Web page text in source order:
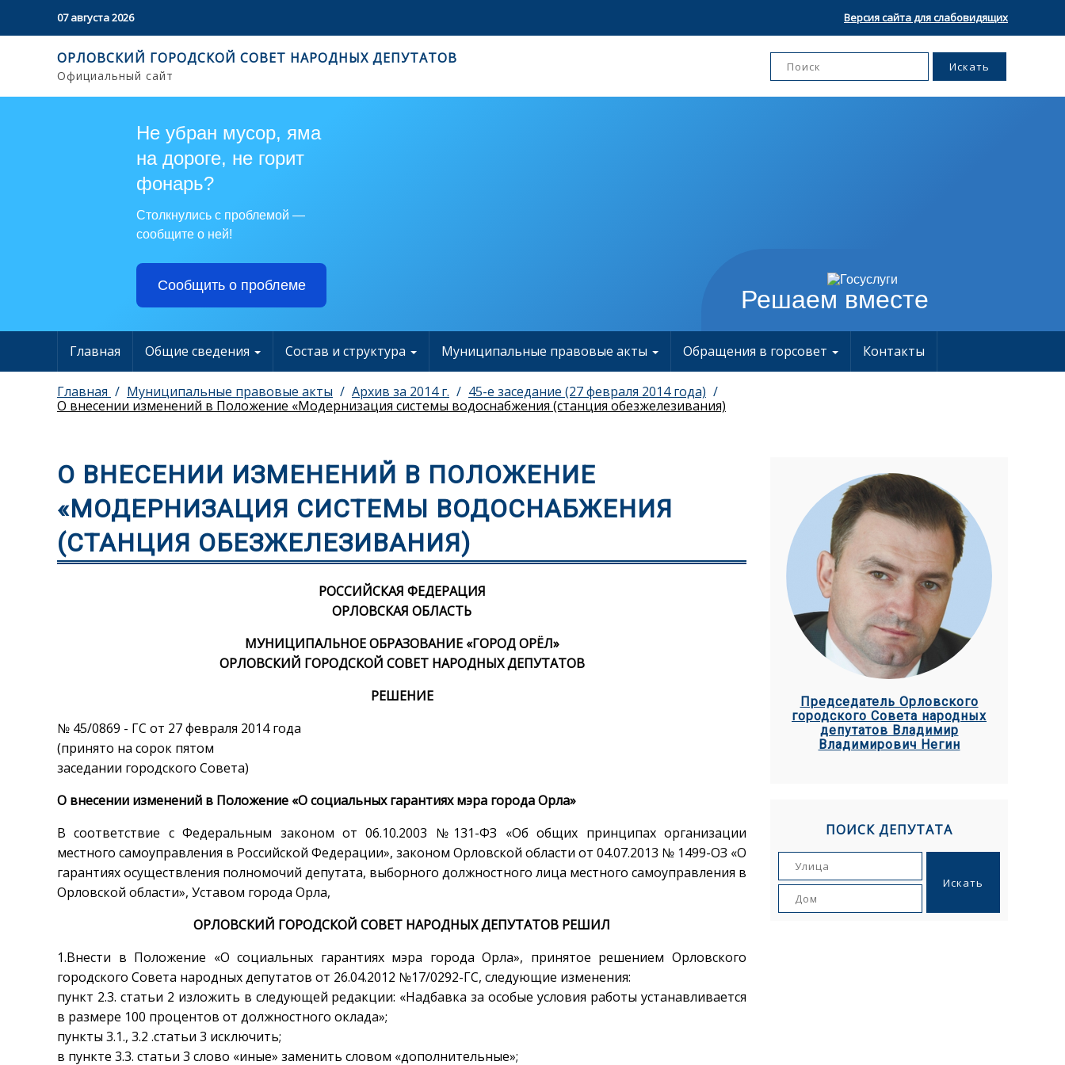
07 августа 2026 Версия сайта для слабовидящих
ОРЛОВСКИЙ ГОРОДСКОЙ СОВЕТ НАРОДНЫХ ДЕПУТАТОВ
Официальный сайт
Решаем вместе
Не убран мусор, яма
на дороге, не горит
фонарь?
Столкнулись с проблемой —
сообщите о ней!
Сообщить о проблеме
Главная Общие сведения Состав и структура Муниципальные правовые акты Обращения в горсовет Контакты
Главная Муниципальные правовые акты Архив за 2014 г.
45-е заседание (27 февраля 2014 года)
О внесении изменений в Положение «Модернизация системы водоснабжения (станция обезжелезивания)
О ВНЕСЕНИИ ИЗМЕНЕНИЙ В ПОЛОЖЕНИЕ
«МОДЕРНИЗАЦИЯ СИСТЕМЫ ВОДОСНАБЖЕНИЯ
(СТАНЦИЯ ОБЕЗЖЕЛЕЗИВАНИЯ)
РОССИЙСКАЯ ФЕДЕРАЦИЯ
ОРЛОВСКАЯ ОБЛАСТЬ
МУНИЦИПАЛЬНОЕ ОБРАЗОВАНИЕ «ГОРОД ОРЁЛ»
ОРЛОВСКИЙ ГОРОДСКОЙ СОВЕТ НАРОДНЫХ ДЕПУТАТОВ
РЕШЕНИЕ
№ 45/0869 - ГС от 27 февраля 2014 года
(принято на сорок пятом
заседании городского Совета)
О внесении изменений в Положение «О социальных гарантиях мэра города Орла»
В соответствие с Федеральным законом от 06.10.2003 №131-ФЗ «Об общих принципах организации
местного самоуправления в Российской Федерации», законом Орловской области от 04.07.2013 № 1499-ОЗ «О
гарантиях осуществления полномочий депутата, выборного должностного лица местного самоуправления в
Орловской области», Уставом города Орла,
ОРЛОВСКИЙ ГОРОДСКОЙ СОВЕТ НАРОДНЫХ ДЕПУТАТОВ РЕШИЛ
1.Внести в Положение «О социальных гарантиях мэра города Орла», принятое решением Орловского
городского Совета народных депутатов от 26.04.2012 №17/0292-ГС, следующие изменения:
пункт 2.3. статьи 2 изложить в следующей редакции: «Надбавка за особые условия работы устанавливается
в размере 100 процентов от должностного оклада»;
пункты 3.1., 3.2 .статьи 3 исключить;
в пункте 3.3. статьи 3 слово «иные» заменить словом «дополнительные»;
Председатель Орловского
городского Совета народных
депутатов Владимир
Владимирович Негин
ПОИСК ДЕПУТАТА